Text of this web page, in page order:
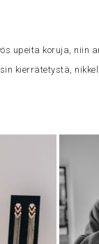
upeita koruja, niin
kierrätetystä,